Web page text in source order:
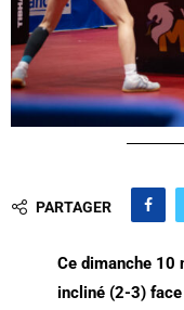
PARTAGER
Ce dimanche 10
incliné (2-3)